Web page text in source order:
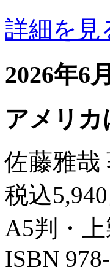
詳細を見
2026年6
アメリ
佐藤雅哉
税込
A5判・
ISBN